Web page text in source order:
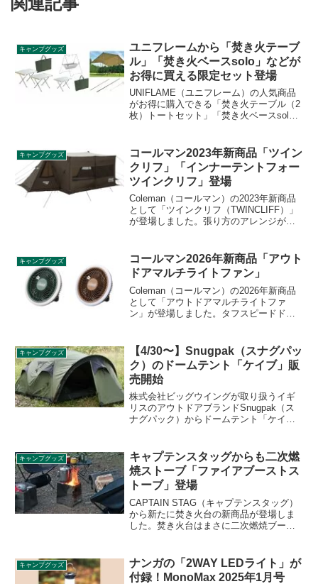
キャンプグッズ
ユニフレームから「焚き火テーブ
ル」「焚き火ベースsolo」などが
お得に買える限定セット登場
UNIFLAME（ユニフレーム）の人気商品
がお得に購入できる「焚き火テーブル（2
枚）トートセット」「焚き火ベースsolo
量限定で登場します。いずれも単品でバ
ラバラに購入するよりお得です。詳細を
レビューします。
キャンプグッズ
コールマン2023年新商品「ツイン
クリフ」「インナーテントフォー
ツインクリフ」登場
Coleman（コールマン）の2023年新商品
として「ツインクリフ（TWINCLIFF）」
が登場しました。張り方のアレンジが自
ォーツインクリフ」も発売されます。詳
細をレビューします。
キャンプグッズ
コールマン2026年新商品「アウト
ドアマルチライトファン」
Coleman（コールマン）の2026年新商品
として「アウトドアマルチライトファ
ン」が登場しました。タフスピードドー
ルチライトファンで、吊り下げや卓上で
も使うことができます。詳細をレビュー
します。
キャンプグッズ
【4/30〜】Snugpak（スナグパッ
ク）のドームテント「ケイブ」販
売開始
株式会社ビッグウイングが取り扱うイギ
リスのアウトドアブランドSnugpak（ス
ナグパック）からドームテント「ケイ
人気の同社のテントはどんなものなの
か、詳細をレビューします。
キャンプグッズ
キャプテンスタッグからも二次燃
焼ストーブ「ファイアブーストス
トーブ」登場
CAPTAIN STAG（キャプテンスタッグ）
から新たに焚き火台の新商品が登場しま
した。焚き火台はまさに二次燃焼ブーム
ます。詳細をレビューします。
キャンプグッズ
ナンガの「2WAY LEDライト」が
付録！MonoMax 2025年1月号